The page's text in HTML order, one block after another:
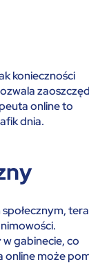
konieczności
online to
dnia.
gabinecie, co
online może